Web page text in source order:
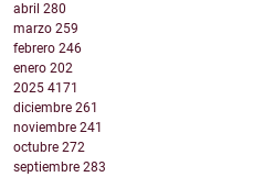
abril 280
marzo 259
febrero 246
enero 202
2025 4171
diciembre 261
noviembre 241
octubre 272
septiembre 283